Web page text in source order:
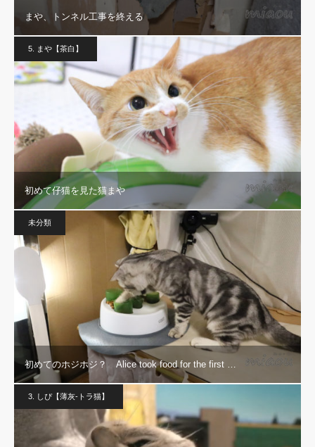
まや、トンネル工事を終える
5. まや【茶白】
初めて仔猫を見た猫まや
未分類
初めてのホジホジ？ Alice took food for the first …
3. しぴ【薄灰-トラ猫】